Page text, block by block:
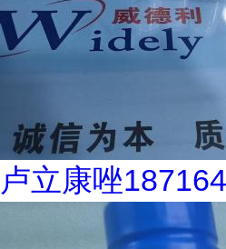
卢立康唑